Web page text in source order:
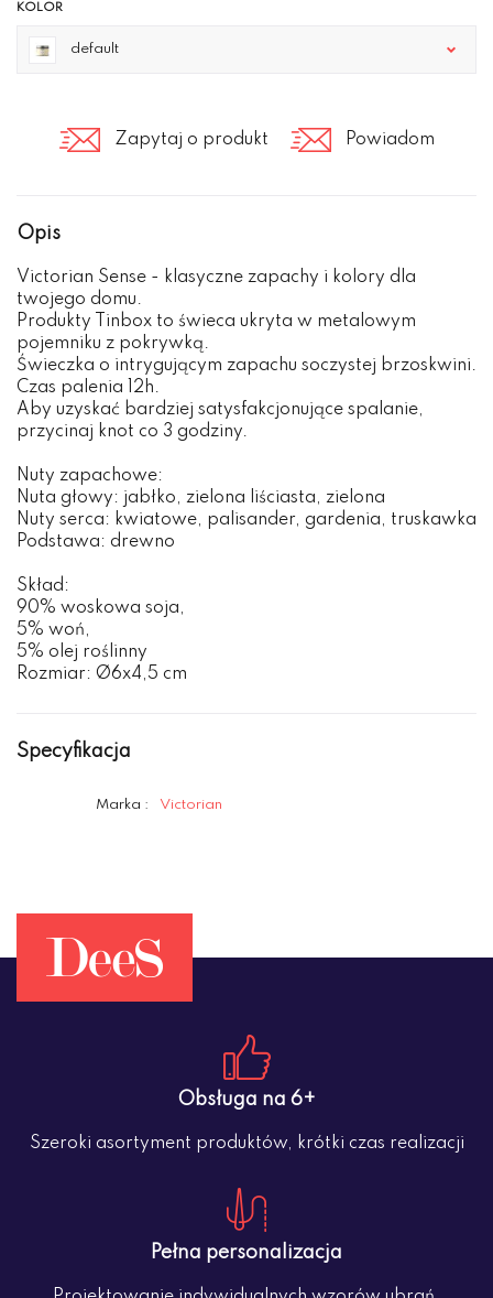
KOLOR
default
Zapytaj o produkt Powiadom
Opis
Victorian Sense - klasyczne zapachy i kolory dla
twojego domu.
Produkty Tinbox to świeca ukryta w metalowym
pojemniku z pokrywką.
Świeczka o intrygującym zapachu soczystej brzoskwini.
Czas palenia 12h.
Aby uzyskać bardziej satysfakcjonujące spalanie,
przycinaj knot co 3 godziny.
Nuty zapachowe:
Nuta głowy: jabłko, zielona liściasta, zielona
Nuty serca: kwiatowe, palisander, gardenia, truskawka
Podstawa: drewno
Skład:
90% woskowa soja,
5% woń,
5% olej roślinny
Rozmiar: Ø6x4,5 cm
Specyfikacja
Marka : Victorian
Obsługa na 6+
Szeroki asortyment produktów, krótki czas realizacji
Pełna personalizacja